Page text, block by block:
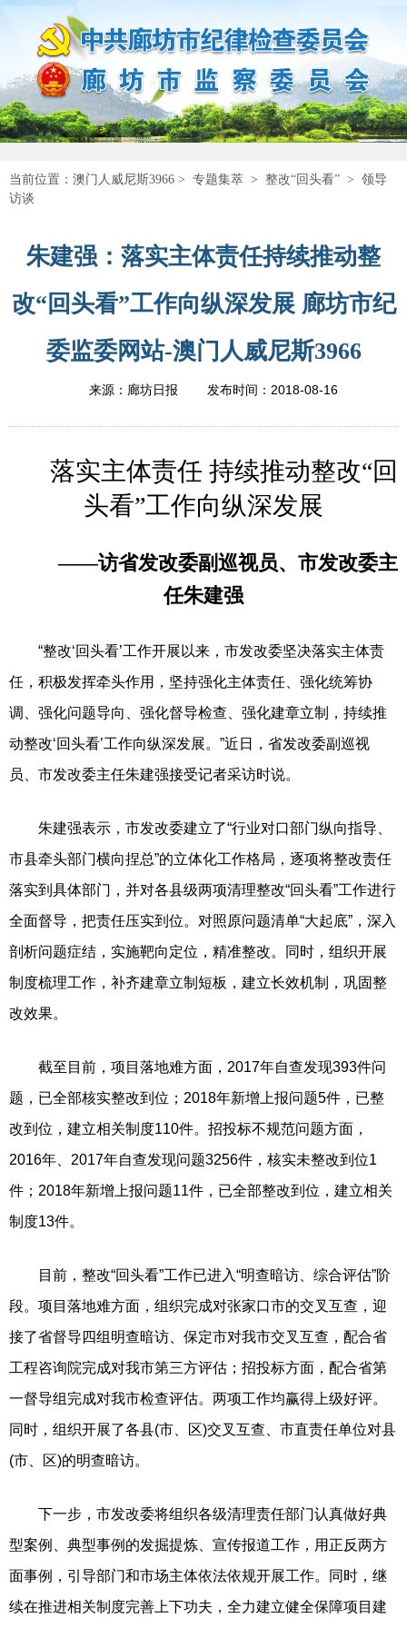
当前位置： 澳门人威尼斯3966 > 专题集萃 > 整改“回头看” > 领导
访谈
朱建强：落实主体责任持续推动整
改“回头看”工作向纵深发展 廊坊市纪
委监委网站-澳门人威尼斯3966
来源：廊坊日报 发布时间： 2018-08-16
落实主体责任 持续推动整改“回
头看”工作向纵深发展
——访省发改委副巡视员、市发改委主
任朱建强
“整改‘回头看’工作开展以来，市发改委坚决落实主体责
任，积极发挥牵头作用，坚持强化主体责任、强化统筹协
调、强化问题导向、强化督导检查、强化建章立制，持续推
动整改‘回头看’工作向纵深发展。”近日，省发改委副巡视
员、市发改委主任朱建强接受记者采访时说。
朱建强表示，市发改委建立了“行业对口部门纵向指导、
市县牵头部门横向捏总”的立体化工作格局，逐项将整改责任
落实到具体部门，并对各县级两项清理整改“回头看”工作进行
全面督导，把责任压实到位。对照原问题清单“大起底”，深入
剖析问题症结，实施靶向定位，精准整改。同时，组织开展
制度梳理工作，补齐建章立制短板，建立长效机制，巩固整
改效果。
截至目前，项目落地难方面，2017年自查发现393件问
题，已全部核实整改到位；2018年新增上报问题5件，已整
改到位，建立相关制度110件。招投标不规范问题方面，
2016年、2017年自查发现问题3256件，核实未整改到位1
件；2018年新增上报问题11件，已全部整改到位，建立相关
制度13件。
目前，整改“回头看”工作已进入“明查暗访、综合评估”阶
段。项目落地难方面，组织完成对张家口市的交叉互查，迎
接了省督导四组明查暗访、保定市对我市交叉互查，配合省
工程咨询院完成对我市第三方评估；招投标方面，配合省第
一督导组完成对我市检查评估。两项工作均赢得上级好评。
同时，组织开展了各县(市、区)交叉互查、市直责任单位对县
(市、区)的明查暗访。
下一步，市发改委将组织各级清理责任部门认真做好典
型案例、典型事例的发掘提炼、宣传报道工作，用正反两方
面事例，引导部门和市场主体依法依规开展工作。同时，继
续在推进相关制度完善上下功夫，全力建立健全保障项目建